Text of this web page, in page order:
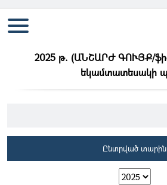
2025 թ. (ԱՆՇԱՐԺ ԳՈՒՅՔ/
եկամտատեսակի
Ընտրված տարին